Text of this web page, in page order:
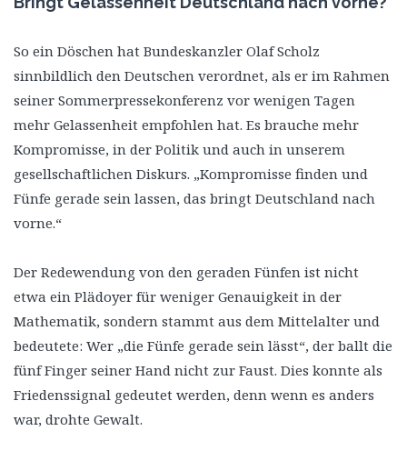
So ein Döschen hat Bundeskanzler Olaf Scholz
sinnbildlich den Deutschen verordnet, als er im Rahmen
seiner Sommerpressekonferenz vor wenigen Tagen
mehr Gelassenheit empfohlen hat. Es brauche mehr
Kompromisse, in der Politik und auch in unserem
gesellschaftlichen Diskurs. „Kompromisse finden und
Fünfe gerade sein lassen, das bringt Deutschland nach
vorne.“
Der Redewendung von den geraden Fünfen ist nicht
etwa ein Plädoyer für weniger Genauigkeit in der
Mathematik, sondern stammt aus dem Mittelalter und
bedeutete: Wer „die Fünfe gerade sein lässt“, der ballt die
fünf Finger seiner Hand nicht zur Faust. Dies konnte als
Friedenssignal gedeutet werden, denn wenn es anders
war, drohte Gewalt.